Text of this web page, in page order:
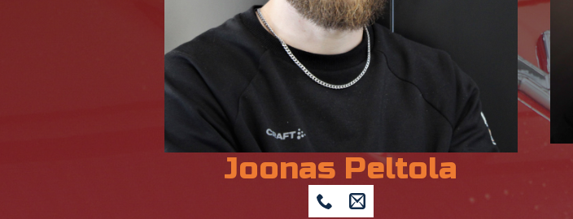
Joonas Peltola